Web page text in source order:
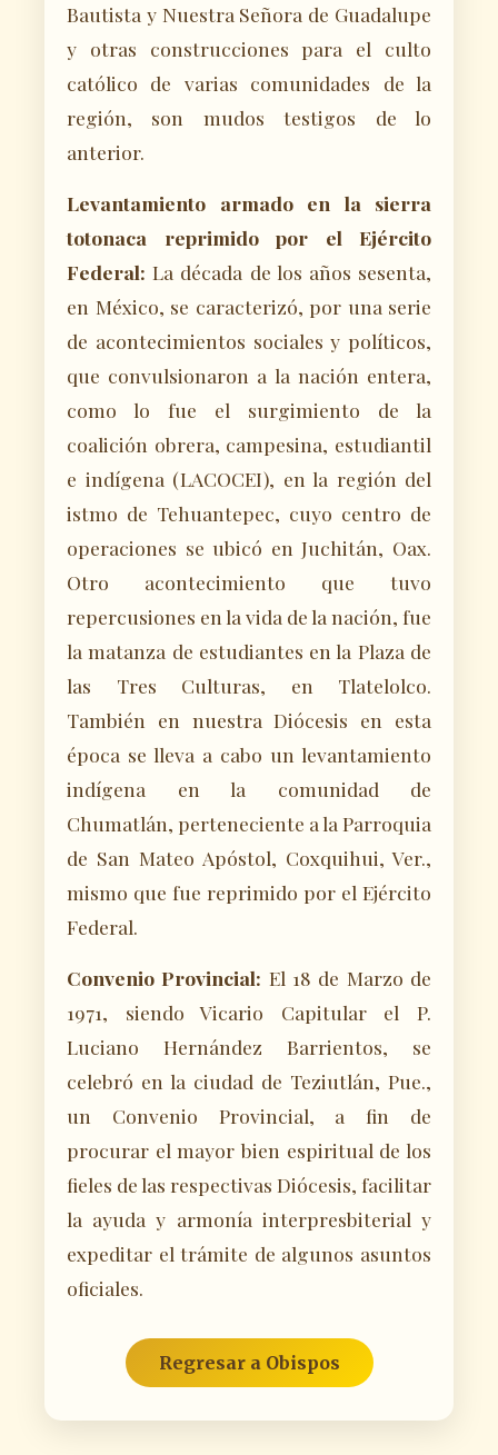
Bautista y Nuestra Señora de Guadalupe
y otras construcciones para el culto
católico de varias comunidades de la
región, son mudos testigos de lo
anterior.
Levantamiento armado en la sierra
totonaca reprimido por el Ejército
Federal: La década de los años sesenta,
en México, se caracterizó, por una serie
de acontecimientos sociales y políticos,
que convulsionaron a la nación entera,
como lo fue el surgimiento de la
coalición obrera, campesina, estudiantil
e indígena (LACOCEI), en la región del
istmo de Tehuantepec, cuyo centro de
operaciones se ubicó en Juchitán, Oax.
Otro acontecimiento que tuvo
repercusiones en la vida de la nación, fue
la matanza de estudiantes en la Plaza de
las Tres Culturas, en Tlatelolco.
También en nuestra Diócesis en esta
época se lleva a cabo un levantamiento
indígena en la comunidad de
Chumatlán, perteneciente a la Parroquia
de San Mateo Apóstol, Coxquihui, Ver.,
mismo que fue reprimido por el Ejército
Federal.
Convenio Provincial: El 18 de Marzo de
1971, siendo Vicario Capitular el P.
Luciano Hernández Barrientos, se
celebró en la ciudad de Teziutlán, Pue.,
un Convenio Provincial, a fin de
procurar el mayor bien espiritual de los
fieles de las respectivas Diócesis, facilitar
la ayuda y armonía interpresbiterial y
expeditar el trámite de algunos asuntos
oficiales.
Regresar a Obispos